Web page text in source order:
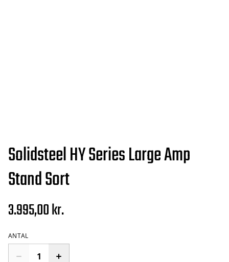
Solidsteel HY Series Large Amp
Stand Sort
3.995,00 kr.
ANTAL